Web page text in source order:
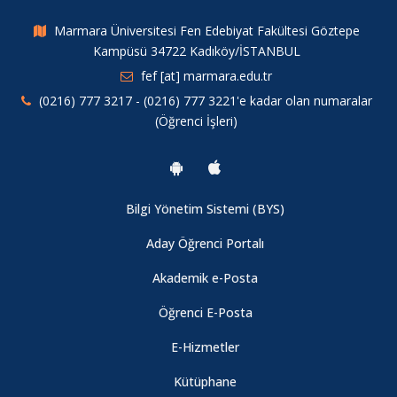
Marmara Üniversitesi 2019 Akademik Yayın ve Proje Ödülleri
2020 Zorunlu Yabancı Dil Hazırlık Sınıflarında Başarısız Olan
Programlarına Yerleştirilme İşlemleri (ÖSYM)
2020-2021 Eğitim-Öğretim Yılı Güz Yarıyılı Ara Sınav Uygulama
Marmara Üniversitesi Fen Edebiyat Fakültesi Göztepe
Kampüsü 34722 Kadıköy/İSTANBUL
fef [at] marmara.edu.tr
(0216) 777 3217 - (0216) 777 3221'e kadar olan numaralar
(Öğrenci İşleri)
Bilgi Yönetim Sistemi (BYS)
Aday Öğrenci Portalı
Akademik e-Posta
Öğrenci E-Posta
E-Hizmetler
Kütüphane